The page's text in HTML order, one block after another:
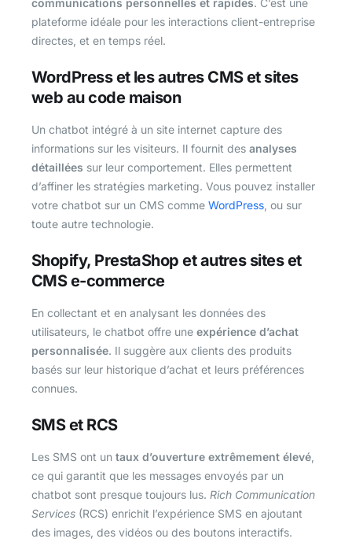
communications personnelles et rapides. C’est une
plateforme idéale pour les interactions client-entreprise
directes, et en temps réel.
WordPress et les autres CMS et sites
web au code maison
Un chatbot intégré à un site internet capture des
informations sur les visiteurs. Il fournit des analyses
détaillées sur leur comportement. Elles permettent
d’affiner les stratégies marketing. Vous pouvez installer
votre chatbot sur un CMS comme WordPress , ou sur
toute autre technologie.
Shopify, PrestaShop et autres sites et
CMS e-commerce
En collectant et en analysant les données des
utilisateurs, le chatbot offre une expérience d’achat
personnalisée. Il suggère aux clients des produits
basés sur leur historique d’achat et leurs préférences
connues.
SMS et RCS
Les SMS ont un taux d’ouverture extrêmement élevé
ce qui garantit que les messages envoyés par un
chatbot sont presque toujours lus. Rich Communication
Services (RCS) enrichit l’expérience SMS en ajoutant
des images, des vidéos ou des boutons interactifs.